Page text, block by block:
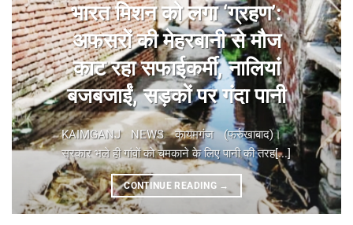
भारत मिशन को लगा ‘ग्रहण’:
अफसरों की मेहरबानी से मौज
काट रहा सफाईकर्मी, नालियां
बजबजाईं, सड़कों पर गंदा पानी
KAIMGANJ NEWS कायमगंज (फर्रुखाबाद)। ​
सरकार भले ही गांवों को चमकाने के लिए पानी की तरह[...]
CONTINUE READING →